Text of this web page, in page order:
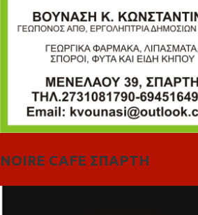
NOIRE CAFE ΣΠΑΡΤΗ